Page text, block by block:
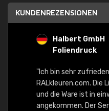
KUNDENREZENSIONEN
Halbert GmbH
Foliendruck
"Ich bin sehr
RALkleuren.com. Die
und die Ware ist in
angekommen. Der